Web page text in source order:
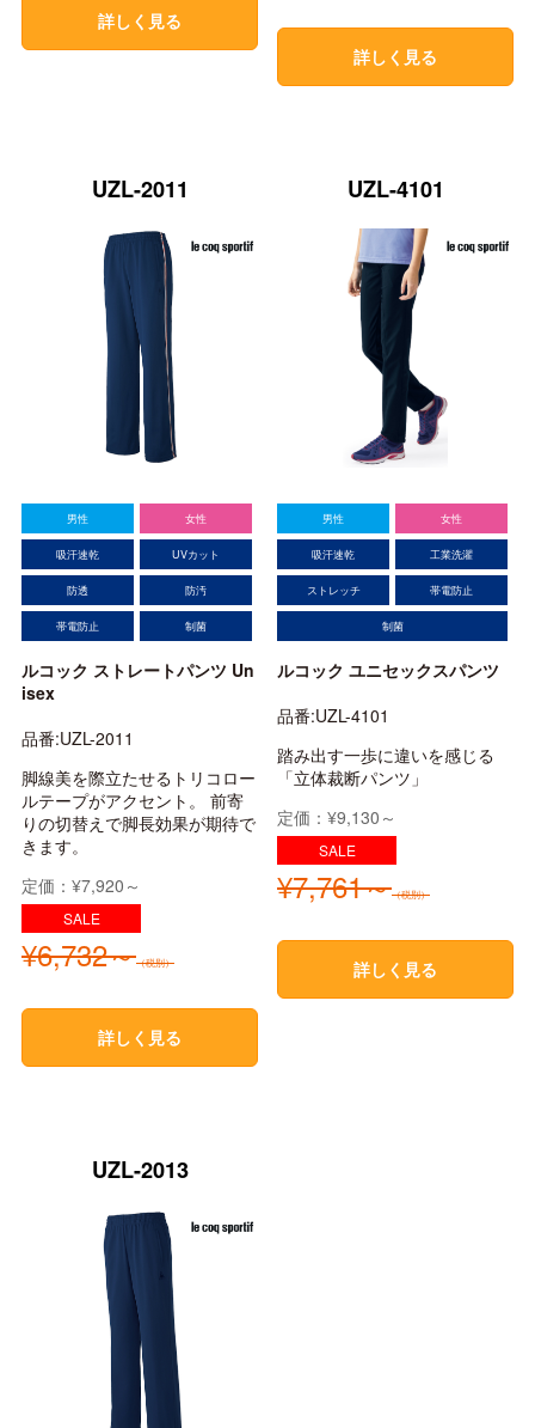
詳しく見る
詳しく見る
UZL-2011
男性 女性
吸汗速乾 UVカット
防透 防汚
帯電防止 制菌
ルコック ストレートパンツ Un
isex
品番:UZL-2011
脚線美を際立たせるトリコロー
ルテープがアクセント。 前寄
りの切替えで脚長効果が期待で
きます。
定価：¥7,920～
¥6,732～（税別）
詳しく見る
UZL-4101
男性 女性
吸汗速乾 工業洗濯
ストレッチ 帯電防止
制菌
ルコック ユニセックスパンツ
品番:UZL-4101
踏み出す一歩に違いを感じる
「立体裁断パンツ」
定価：¥9,130～
¥7,761～（税別）
詳しく見る
UZL-2013